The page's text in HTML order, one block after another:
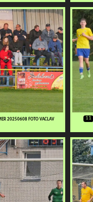
20250608 FOTO VACLAV
11